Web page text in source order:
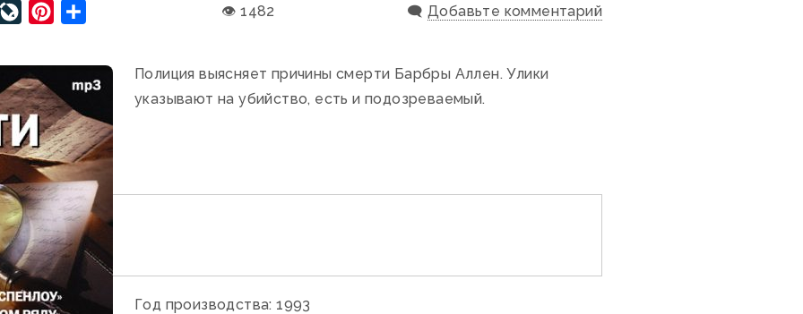
LiveJournal
Pinterest 👁 1482 🗨️ Добавьте комментарий
Полиция выясняет причины смерти Барбры Аллен. Улики
указывают на убийство, есть и подозреваемый.
Год производства: 1993